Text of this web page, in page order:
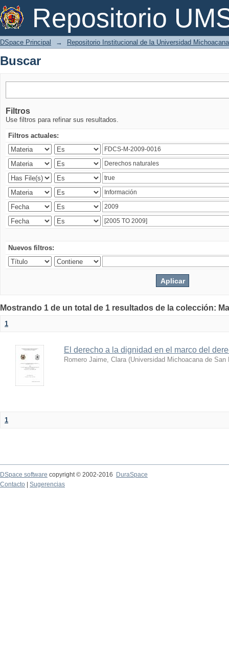
Repositorio
Buscar
DSpace Principal → Repositorio Institucional de la Universidad
Buscar
Filtros
Use filtros para refinar sus resultados.
Filtros actuales:
Nuevos filtros:
Mostrando 1 de un total de 1 resultados de la colección:
1
El derecho a la dignidad en el marco del
Romero Jaime, Clara (Universidad Michoacana de San
1
DSpace software copyright © 2002-2016
DuraSpace
Contacto
Sugerencias